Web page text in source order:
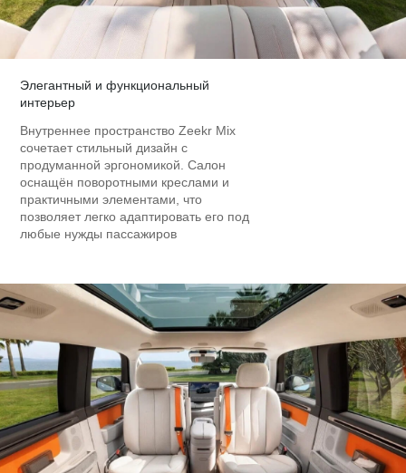
Элегантный и функциональный
интерьер
Внутреннее пространство Zeekr Mix
сочетает стильный дизайн с
продуманной эргономикой. Салон
оснащён поворотными креслами и
практичными элементами, что
позволяет легко адаптировать его под
любые нужды пассажиров